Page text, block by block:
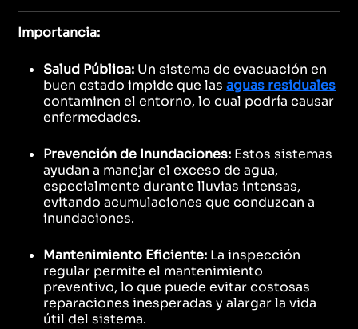
Importancia:
Salud Pública: Un sistema de evacuación en
buen estado impide que lasaguas residuales
contaminen el entorno, lo cual podría causar
enfermedades.
Prevención de Inundaciones: Estos sistemas
ayudan a manejar el exceso de agua,
especialmente durante lluvias intensas,
evitando acumulaciones que conduzcan a
inundaciones.
Mantenimiento Eficiente: La inspección
regular permite el mantenimiento
preventivo, lo que puede evitar costosas
reparaciones inesperadas y alargar la vida
útil del sistema.